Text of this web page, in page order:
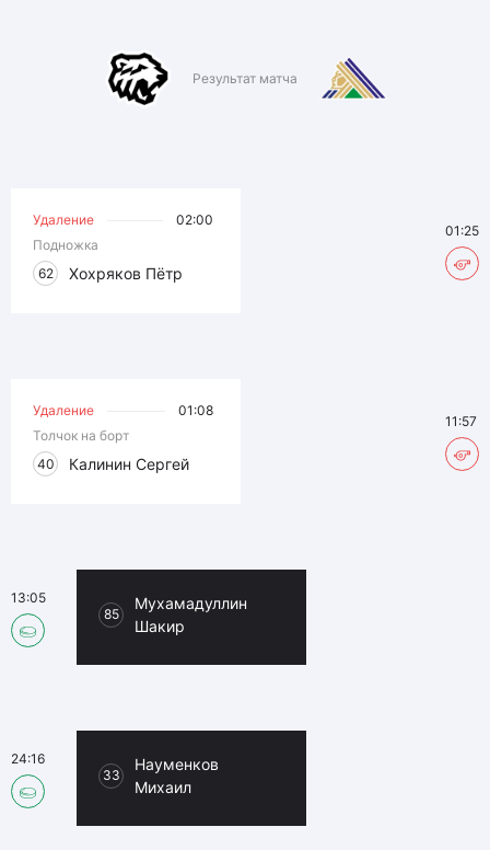
Результат матча
Удаление
02:00
Подножка
62
Хохряков Пётр
01:25
Удаление
01:08
Толчок на борт
40
Калинин Сергей
11:57
85
Мухамадуллин
Шакир
13:05
33
Науменков
Михаил
24:16